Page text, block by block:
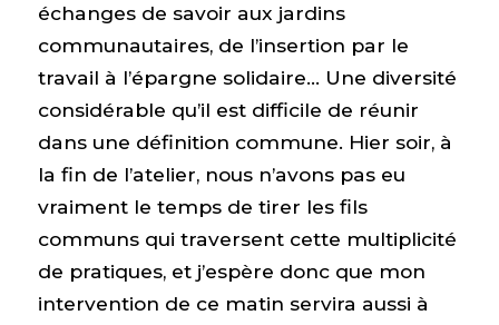
échanges de savoir aux jardins
communautaires, de l’insertion par le
travail à l’épargne solidaire… Une diversité
considérable qu’il est difficile de réunir
dans une définition commune. Hier soir, à
la fin de l’atelier, nous n’avons pas eu
vraiment le temps de tirer les fils
communs qui traversent cette multiplicité
de pratiques, et j’espère donc que mon
intervention de ce matin servira aussi à